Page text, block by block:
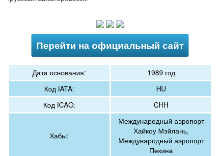
Перейти на официальный сайт
Дата основания:
1989 год
Код IATA:
HU
Код ICAO:
CHH
Хабы:
Международный аэропорт
Хайкоу Мэйлань,
Международный аэропорт
Пекина